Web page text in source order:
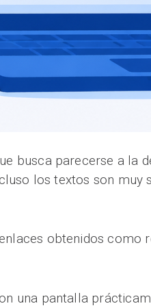
busca parecerse a la
los textos son
obtenidos
una pantalla